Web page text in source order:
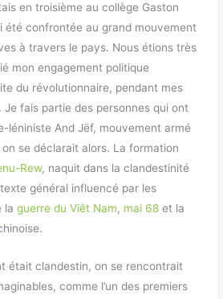
en troisième au collège Gaston
été confrontée au grand mouvement
à travers le pays. Nous étions très
mon engagement politique
du révolutionnaire, pendant mes
Je fais partie des personnes qui ont
léniniste And Jëf, mouvement armé
se déclarait alors. La formation
Rew, naquit dans la clandestinité
général influencé par les
la guerre du Viêt Nam, mai 68 et la
était clandestin, on se rencontrait
comme l’un des premiers